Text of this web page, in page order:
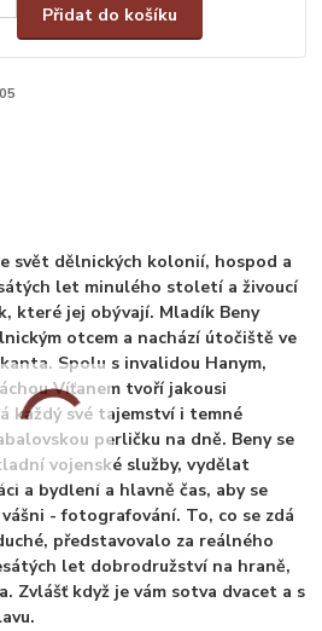
Přidat do košíku
svět dělnických kolonií, hospod a
let minulého století a živoucí
které jej obývají. Mladík Beny
otcem a nachází útočiště ve
Spolu s invalidou Hanym,
Víťanem tvoří jakousi
každý své tajemství i temné
perličku na dně. Beny se
vojenské služby, vydělat
a bydlení a hlavně čas, aby se
- fotografování. To, co se zdá
představovalo za reálného
let dobrodružství na hraně,
Zvlášť když je vám sotva dvacet a s